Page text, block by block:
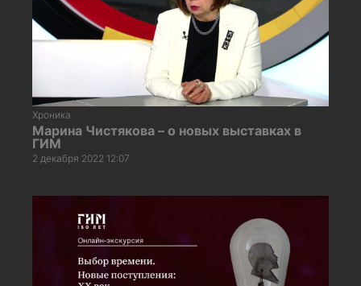
Хроника
Марина Чистякова – о новых выставках в
ГИМ
2 декабря 2022 12:07